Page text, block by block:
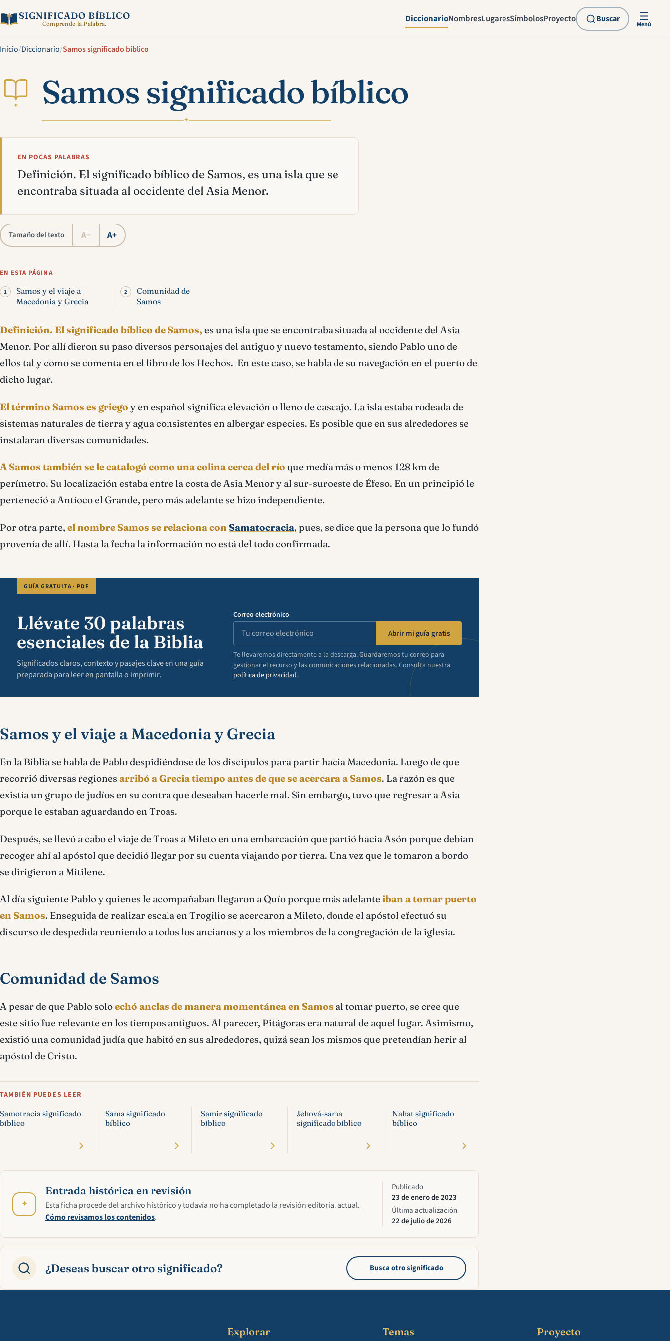
SIGNIFICADO BÍBLICO
Comprende la Palabra. DiccionarioNombresLugaresSímbolosProyecto Buscar
Menú
Inicio/Diccionario/Samos significado bíblico
✦ Samos significado bíblico
✦
EN POCAS PALABRAS
Definición. El significado bíblico de Samos, es una isla que se
encontraba situada al occidente del Asia Menor.
Tamaño del texto A− A+
EN ESTA PÁGINA
Samos y el viaje a
Macedonia y Grecia
Comunidad de
Samos
Definición. El significado bíblico de Samos, es una isla que se encontraba situada al occidente del Asia
Menor. Por allí dieron su paso diversos personajes del antiguo y nuevo testamento, siendo Pablo uno de
ellos tal y como se comenta en el libro de los Hechos. En este caso, se habla de su navegación en el puerto de
dicho lugar.
El término Samos es griego y en español significa elevación o lleno de cascajo. La isla estaba rodeada de
sistemas naturales de tierra y agua consistentes en albergar especies. Es posible que en sus alrededores se
instalaran diversas comunidades.
A Samos también se le catalogó como una colina cerca del río que medía más o menos 128 km de
perímetro. Su localización estaba entre la costa de Asia Menor y al sur-suroeste de Éfeso. En un principió le
perteneció a Antíoco el Grande, pero más adelante se hizo independiente.
Por otra parte, el nombre Samos se relaciona con Samatocracia, pues, se dice que la persona que lo fundó
provenía de allí. Hasta la fecha la información no está del todo confirmada.
GUÍA GRATUITA · PDF
Llévate 30 palabras
esenciales de la Biblia
Significados claros, contexto y pasajes clave en una guía
preparada para leer en pantalla o imprimir.
Correo electrónico
Abrir mi guía gratis
Te llevaremos directamente a la descarga. Guardaremos tu correo para
gestionar el recurso y las comunicaciones relacionadas. Consulta nuestra
política de privacidad.
Samos y el viaje a Macedonia y Grecia
En la Biblia se habla de Pablo despidiéndose de los discípulos para partir hacia Macedonia. Luego de que
recorrió diversas regiones arribó a Grecia tiempo antes de que se acercara a Samos. La razón es que
existía un grupo de judíos en su contra que deseaban hacerle mal. Sin embargo, tuvo que regresar a Asia
porque le estaban aguardando en Troas.
Después, se llevó a cabo el viaje de Troas a Mileto en una embarcación que partió hacia Asón porque debían
recoger ahí al apóstol que decidió llegar por su cuenta viajando por tierra. Una vez que le tomaron a bordo
se dirigieron a Mitilene.
Al día siguiente Pablo y quienes le acompañaban llegaron a Quío porque más adelante iban a tomar puerto
en Samos. Enseguida de realizar escala en Trogilio se acercaron a Mileto, donde el apóstol efectuó su
discurso de despedida reuniendo a todos los ancianos y a los miembros de la congregación de la iglesia.
Comunidad de Samos
A pesar de que Pablo soloechó anclas de manera momentánea en Samos al tomar puerto, se cree que
este sitio fue relevante en los tiempos antiguos. Al parecer, Pitágoras era natural de aquel lugar. Asimismo,
existió una comunidad judía que habitó en sus alrededores, quizá sean los mismos que pretendían herir al
apóstol de Cristo.
TAMBIÉN PUEDES LEER
Samotracia significado
bíblico
Sama significado
bíblico
Samir significado
bíblico
Jehová-sama
significado bíblico
Nahat significado
bíblico
✦
Entrada histórica en revisión
Esta ficha procede del archivo histórico y todavía no ha completado la revisión editorial actual.
Cómo revisamos los contenidos.
Publicado
23 de enero de 2023
Última actualización
22 de julio de 2026
¿Deseas buscar otro significado? Busca otro significado
Explorar Temas Proyecto